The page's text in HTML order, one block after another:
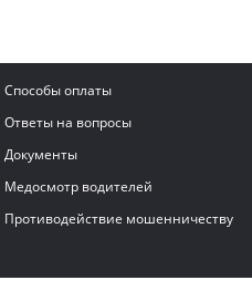
Способы оплаты
Ответы на вопросы
Документы
Медосмотр водителей
Противодействие мошенничеству